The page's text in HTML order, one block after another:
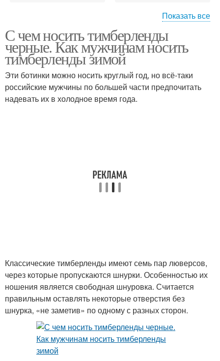
Тимберленды в образе Тимберленды в ярких и
Тимберленды с мелким
и
Тимберленды с чем
Показать все
С чем носить тимберленды
черные. Как мужчинам носить
тимберленды зимой
Эти ботинки можно носить круглый год, но всё-таки
российские мужчины по большей части предпочитать
надевать их в холодное время года.
Классические тимберленды имеют семь пар люверсов,
через которые пропускаются шнурки. Особенностью их
ношения является свободная шнуровка. Считается
правильным оставлять некоторые отверстия без
шнурка, «не заметив» по одному с разных сторон.